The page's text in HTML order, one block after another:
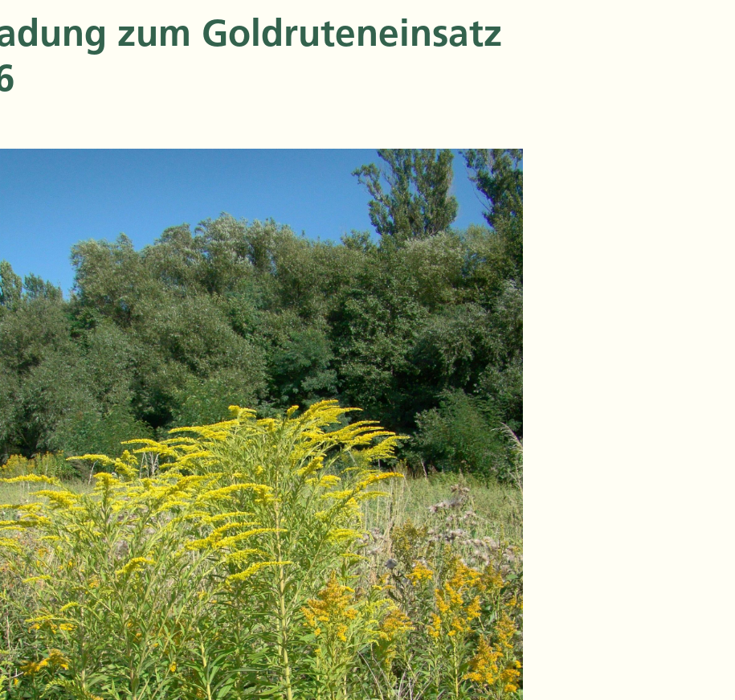
zum Goldruteneinsatz